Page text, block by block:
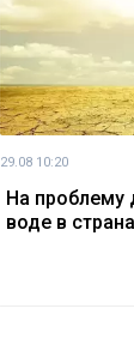
29.08 10:20
На проблему
воде в